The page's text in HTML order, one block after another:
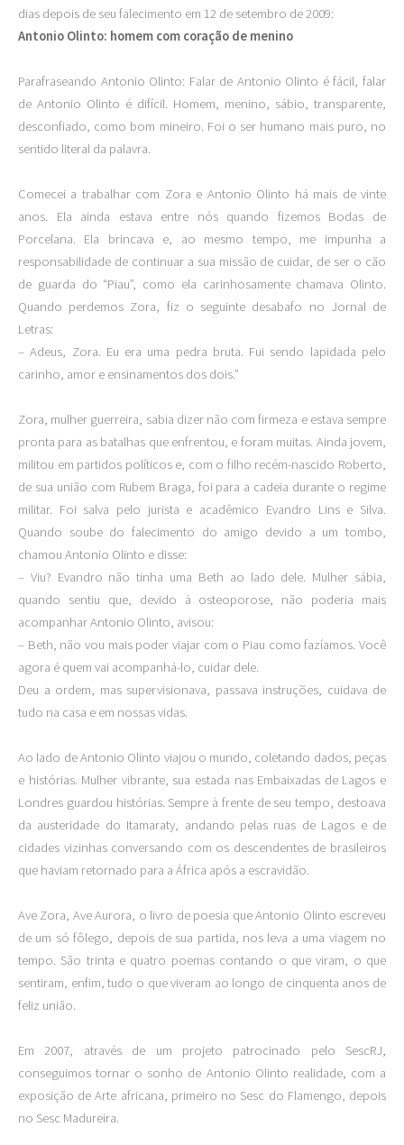
dias depois de seu falecimento em 12 de setembro de 2009:
Antonio Olinto: homem com coração de menino
Parafraseando Antonio Olinto: Falar de Antonio Olinto é fácil, falar
de Antonio Olinto é difícil. Homem, menino, sábio, transparente,
desconfiado, como bom mineiro. Foi o ser humano mais puro, no
sentido literal da palavra.
Comecei a trabalhar com Zora e Antonio Olinto há mais de vinte
anos. Ela ainda estava entre nós quando fizemos Bodas de
Porcelana. Ela brincava e, ao mesmo tempo, me impunha a
responsabilidade de continuar a sua missão de cuidar, de ser o cão
de guarda do “Piau”, como ela carinhosamente chamava Olinto.
Quando perdemos Zora, fiz o seguinte desabafo no Jornal de
Letras:
– Adeus, Zora. Eu era uma pedra bruta. Fui sendo lapidada pelo
carinho, amor e ensinamentos dos dois.”
Zora, mulher guerreira, sabia dizer não com firmeza e estava sempre
pronta para as batalhas que enfrentou, e foram muitas. Ainda jovem,
militou em partidos políticos e, com o filho recém-nascido Roberto,
de sua união com Rubem Braga, foi para a cadeia durante o regime
militar. Foi salva pelo jurista e acadêmico Evandro Lins e Silva.
Quando soube do falecimento do amigo devido a um tombo,
chamou Antonio Olinto e disse:
– Viu? Evandro não tinha uma Beth ao lado dele. Mulher sábia,
quando sentiu que, devido à osteoporose, não poderia mais
acompanhar Antonio Olinto, avisou:
– Beth, não vou mais poder viajar com o Piau como fazíamos. Você
agora é quem vai acompanhá-lo, cuidar dele.
Deu a ordem, mas supervisionava, passava instruções, cuidava de
tudo na casa e em nossas vidas.
Ao lado de Antonio Olinto viajou o mundo, coletando dados, peças
e histórias. Mulher vibrante, sua estada nas Embaixadas de Lagos e
Londres guardou histórias. Sempre à frente de seu tempo, destoava
da austeridade do Itamaraty, andando pelas ruas de Lagos e de
cidades vizinhas conversando com os descendentes de brasileiros
que haviam retornado para a África após a escravidão.
Ave Zora, Ave Aurora, o livro de poesia que Antonio Olinto escreveu
de um só fôlego, depois de sua partida, nos leva a uma viagem no
tempo. São trinta e quatro poemas contando o que viram, o que
sentiram, enfim, tudo o que viveram ao longo de cinquenta anos de
feliz união.
Em 2007, através de um projeto patrocinado pelo SescRJ,
conseguimos tornar o sonho de Antonio Olinto realidade, com a
exposição de Arte africana, primeiro no Sesc do Flamengo, depois
no Sesc Madureira.